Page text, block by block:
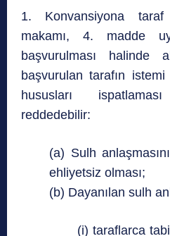
1. Konvansiyona
makamı, 4. madde
başvurulması halinde
başvurulan tarafın
hususları
reddedebilir:
(a) Sulh
ehliyetsiz olması;
(b) Dayanılan sulh
(i) taraflarca tabi